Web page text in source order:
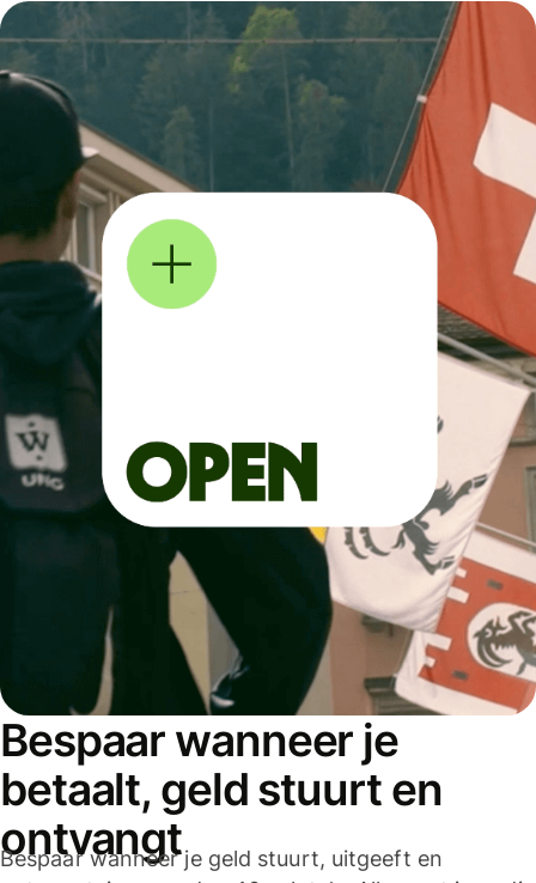
Bespaar wanneer je
betaalt, geld stuurt en
ontvangt
Bespaar wanneer je geld stuurt, uitgeeft en